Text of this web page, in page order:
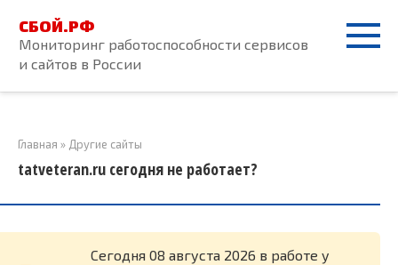
контенту
СБОЙ.РФ
Мониторинг работоспособности сервисов
и сайтов в России
Главная » Другие сайты
tatveteran.ru сегодня не работает?
Cегодня 08 августа 2026 в работе у